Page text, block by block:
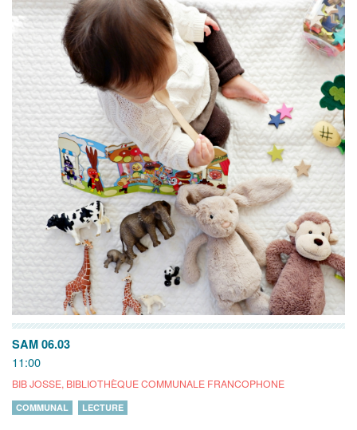
SAM 06.03
11:00
BIB JOSSE, BIBLIOTHÈQUE COMMUNALE FRANCOPHONE
COMMUNAL LECTURE